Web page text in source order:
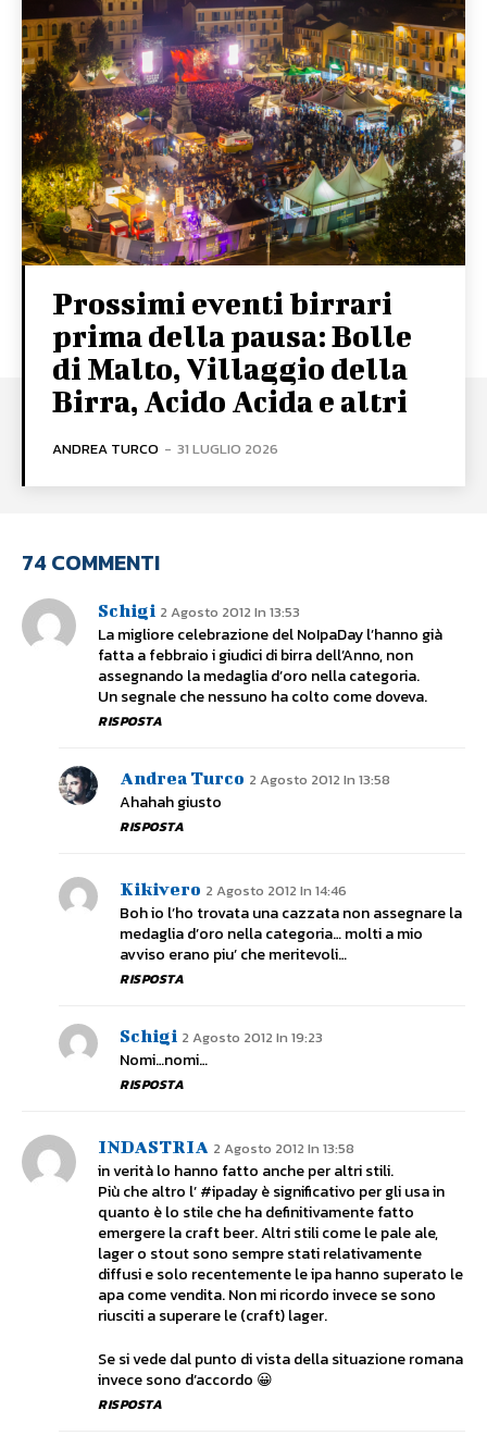
Prossimi eventi birrari
prima della pausa: Bolle
di Malto, Villaggio della
Birra, Acido Acida e altri
ANDREA TURCO - 31 LUGLIO 2026
74 COMMENTI
Schigi 2 Agosto 2012 In 13:53
La migliore celebrazione del NoIpaDay l’hanno già
fatta a febbraio i giudici di birra dell’Anno, non
assegnando la medaglia d’oro nella categoria.
Un segnale che nessuno ha colto come doveva.
RISPOSTA
Andrea Turco 2 Agosto 2012 In 13:58
Ahahah giusto
RISPOSTA
Kikivero 2 Agosto 2012 In 14:46
Boh io l’ho trovata una cazzata non assegnare la
medaglia d’oro nella categoria… molti a mio
avviso erano piu’ che meritevoli…
RISPOSTA
Schigi 2 Agosto 2012 In 19:23
Nomi…nomi…
RISPOSTA
INDASTRIA 2 Agosto 2012 In 13:58
in verità lo hanno fatto anche per altri stili.
Più che altro l’ #ipaday è significativo per gli usa in
quanto è lo stile che ha definitivamente fatto
emergere la craft beer. Altri stili come le pale ale,
lager o stout sono sempre stati relativamente
diffusi e solo recentemente le ipa hanno superato le
apa come vendita. Non mi ricordo invece se sono
riusciti a superare le (craft) lager.
Se si vede dal punto di vista della situazione romana
invece sono d’accordo 😀
RISPOSTA